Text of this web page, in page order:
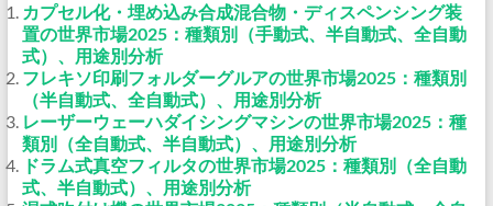
カプセル化・埋め込み合成混合物・ディスペンシング装
置の世界市場2025：種類別（手動式、半自動式、全自動
式）、用途別分析
フレキソ印刷フォルダーグルアの世界市場2025：種類別
（半自動式、全自動式）、用途別分析
レーザーウェーハダイシングマシンの世界市場2025：種
類別（全自動式、半自動式）、用途別分析
ドラム式真空フィルタの世界市場2025：種類別（全自動
式、半自動式）、用途別分析